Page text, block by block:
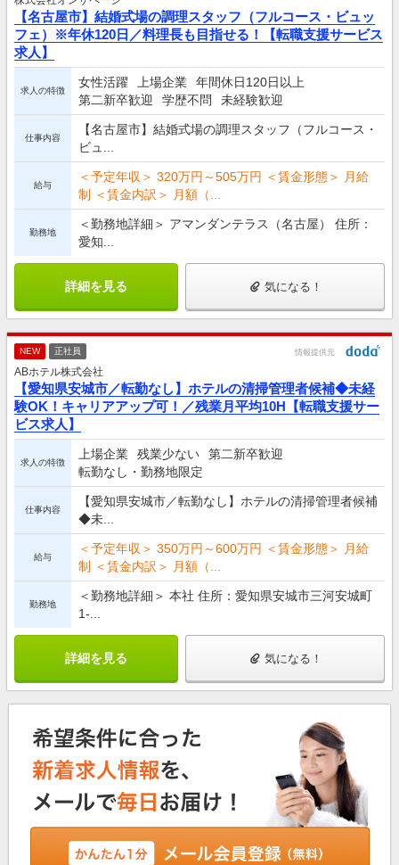
【名古屋市】結婚式場の調理スタッフ（フルコース・ビュッ
フェ）※年休120日／料理長も目指せる！【転職支援サービス
求人】
求人の特徴
女性活躍 上場企業
年間休日120日以上
第二新卒歓迎
学歴不問 未経験歓迎
仕事内容
【名古屋市】結婚式場の調理スタッフ（フルコース・
ビュ...
給与
＜予定年収＞ 320万円～505万円 ＜賃金形態＞ 月給
制 ＜賃金内訳＞ 月額（...
勤務地
＜勤務地詳細＞ アマンダンテラス（名古屋） 住所：
愛知...
詳細を見る 気になる！
NEW 正社員 情報提供元
ABホテル株式会社
【愛知県安城市／転勤なし】ホテルの清掃管理者候補◆未経
験OK！キャリアアップ可！／残業月平均10H【転職支援サー
ビス求人】
求人の特徴
上場企業 残業少ない
第二新卒歓迎
転勤なし・勤務地限定
仕事内容
【愛知県安城市／転勤なし】ホテルの清掃管理者候補
◆未...
給与
＜予定年収＞ 350万円～600万円 ＜賃金形態＞ 月給
制 ＜賃金内訳＞ 月額（...
勤務地
＜勤務地詳細＞ 本社 住所：愛知県安城市三河安城町
1-...
詳細を見る 気になる！